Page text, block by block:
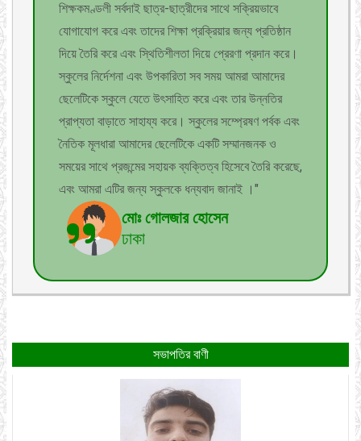
শিক্ষকমণ্ডলী সর্বদাই ছাত্র-ছাত্রীদের সাথে সক্রিয়ভাবে
যোগাযোগ করে এবং তাদের শিক্ষা প্রক্রিয়ার জন্য প্রতিষ্ঠান
দিয়ে তৈরি করে এবং স্থিতিশীলতা দিয়ে প্রেরণা প্রদান করে।
স্কুলের নির্দেশনা এবং উপকারিতা সব সময় আমরা আমাদের
ছেলেটিকে স্কুলে যেতে উৎসাহিত করে এবং তার উন্নতির
প্রাপ্যতা বাড়াতে সাহায্য করে। স্কুলের সম্প্রেষণ পর্বক এবং
নৈতিক মূলধারা আমাদের ছেলেটিকে একটি সম্মানজনক ও
সময়ের সাথে প্রজন্মের সহায়ক ব্যক্তিত্ব হিসেবে তৈরি করেছে,
এবং আমরা এটির জন্য স্কুলকে ধন্যবাদ জানাই ।"
মোঃ গোলজার হোসেন
ঢাকা
সভাপতির বাণী